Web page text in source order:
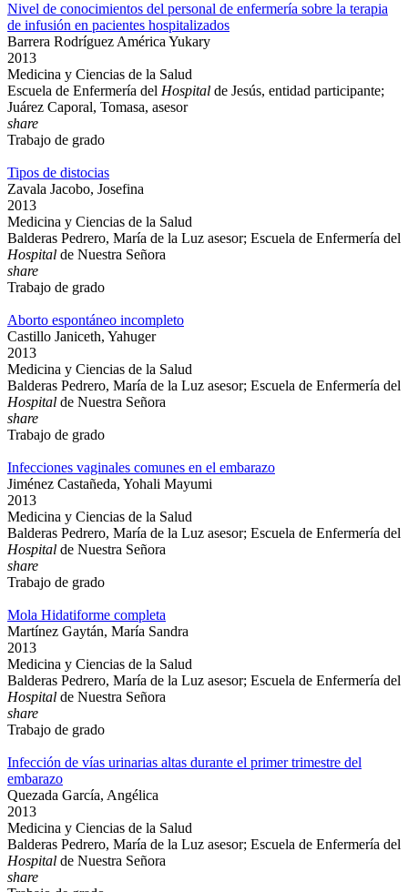
Nivel de conocimientos del personal de enfermería sobre la terapia
de infusión en pacientes hospitalizados
Barrera Rodríguez América Yukary
2013
Medicina y Ciencias de la Salud
Escuela de Enfermería del Hospital de Jesús, entidad participante;
Juárez Caporal, Tomasa, asesor
share
Trabajo de grado
Tipos de distocias
Zavala Jacobo, Josefina
2013
Medicina y Ciencias de la Salud
Balderas Pedrero, María de la Luz asesor; Escuela de Enfermería del
Hospital de Nuestra Señora
share
Trabajo de grado
Aborto espontáneo incompleto
Castillo Janiceth, Yahuger
2013
Medicina y Ciencias de la Salud
Balderas Pedrero, María de la Luz asesor; Escuela de Enfermería del
Hospital de Nuestra Señora
share
Trabajo de grado
Infecciones vaginales comunes en el embarazo
Jiménez Castañeda, Yohali Mayumi
2013
Medicina y Ciencias de la Salud
Balderas Pedrero, María de la Luz asesor; Escuela de Enfermería del
Hospital de Nuestra Señora
share
Trabajo de grado
Mola Hidatiforme completa
Martínez Gaytán, María Sandra
2013
Medicina y Ciencias de la Salud
Balderas Pedrero, María de la Luz asesor; Escuela de Enfermería del
Hospital de Nuestra Señora
share
Trabajo de grado
Infección de vías urinarias altas durante el primer trimestre del
embarazo
Quezada García, Angélica
2013
Medicina y Ciencias de la Salud
Balderas Pedrero, María de la Luz asesor; Escuela de Enfermería del
Hospital de Nuestra Señora
share